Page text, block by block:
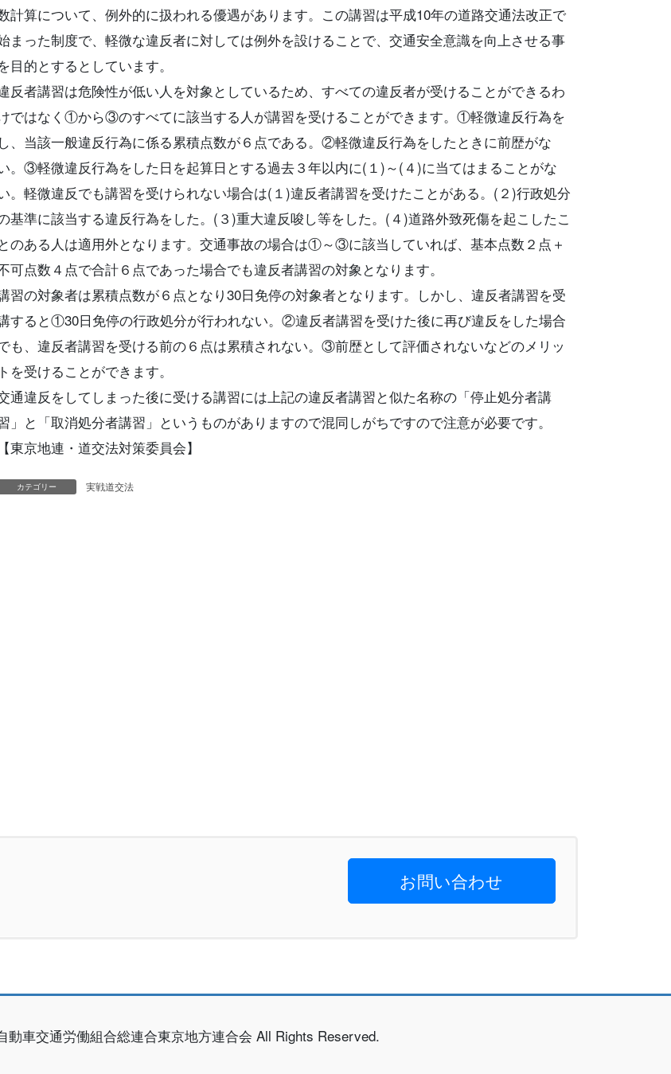
計算について、例外的に扱われる優遇があります。この講習は平成10年の道路交通法改正で
まった制度で、軽微な違反者に対しては例外を設けることで、交通安全意識を向上させる事
目的とするとしています。
反者講習は危険性が低い人を対象としているため、すべての違反者が受けることができるわ
ではなく①から③のすべてに該当する人が講習を受けることができます。①軽微違反行為を
し、当該一般違反行為に係る累積点数が６点である。②軽微違反行為をしたときに前歴がな
。③軽微違反行為をした日を起算日とする過去３年以内に(１)～(４)に当てはまることがな
。軽微違反でも講習を受けられない場合は(１)違反者講習を受けたことがある。(２)行政処分
基準に該当する違反行為をした。(３)重大違反唆し等をした。(４)道路外致死傷を起こしたこ
とのある人は適用外となります。交通事故の場合は①～③に該当していれば、基本点数２点＋
可点数４点で合計６点であった場合でも違反者講習の対象となります。
習の対象者は累積点数が６点となり30日免停の対象者となります。しかし、違反者講習を受
すると①30日免停の行政処分が行われない。②違反者講習を受けた後に再び違反をした場合
も、違反者講習を受ける前の６点は累積されない。③前歴として評価されないなどのメリッ
トを受けることができます。
通違反をしてしまった後に受ける講習には上記の違反者講習と似た名称の「停止処分者講
」と「取消処分者講習」というものがありますので混同しがちですので注意が必要です。
【東京地連・道交法対策委員会】
カテゴリー 実戦道交法
お問い合わせ
動車交通労働組合総連合東京地方連合会 All Rights Reserved.